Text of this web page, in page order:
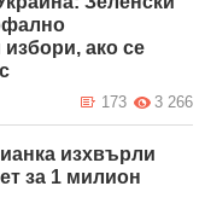
избори, ако се
3 266
173
изхвърли
за 1 милион